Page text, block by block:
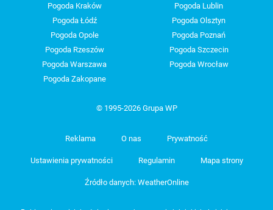
Pogoda Kraków
Pogoda Lublin
Pogoda Łódź
Pogoda Olsztyn
Pogoda Opole
Pogoda Poznań
Pogoda Rzeszów
Pogoda Szczecin
Pogoda Warszawa
Pogoda Wrocław
Pogoda Zakopane
© 1995-2026 Grupa WP
Reklama O nas Prywatność
Ustawienia prywatności Regulamin Mapa strony
Źródło danych: WeatherOnline